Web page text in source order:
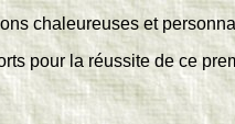
chaleureuses et
pour la réussite de ce